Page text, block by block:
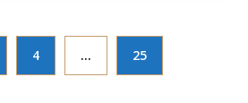
4 … 25